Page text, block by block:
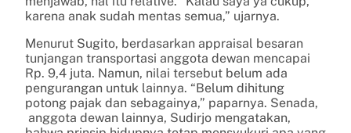
karena anak sudah mentas semua,” ujarnya.
Menurut Sugito, berdasarkan appraisal besaran
tunjangan transportasi anggota dewan mencapai
Rp. 9,4 juta. Namun, nilai tersebut belum ada
pengurangan untuk lainnya. “Belum dihitung
potong pajak dan sebagainya,” paparnya. Senada,
anggota dewan lainnya, Sudirjo mengatakan,